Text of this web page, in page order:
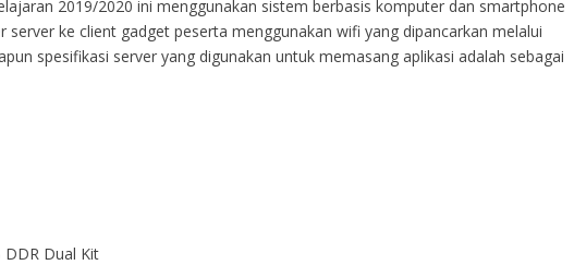
2019/2020 ini menggunakan sistem berbasis komputer dan smartphone
server ke client gadget peserta menggunakan wifi yang dipancarkan melalui
spesifikasi server yang digunakan untuk memasang aplikasi adalah sebagai
Dual Kit